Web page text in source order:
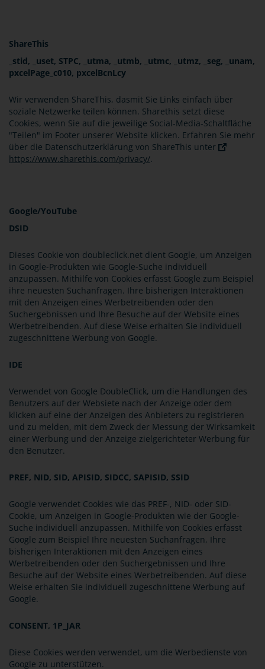
ShareThis
_stid, _uset, STPC, _utma, _utmb, _utmc, _utmz, _seg, _unam,
pxcelPage_c010, pxcelBcnLcy
Wir verwenden ShareThis, dasmit Sie Links einfach über
soziale Netzwerke teilen können. Sharethis setzt diese
Cookies, wenn Sie auf die jeweilige Social-Media-Schaltfläche
"Teilen" im Footer unserer Website klicken. Erfahren Sie mehr
über die Datenschutzerklärung von ShareThis unter
https://www.sharethis.com/privacy/.
Google/YouTube
DSID
Dieses Cookie von doubleclick.net dient Google, um Anzeigen
in Google-Produkten wie Google-Suche individuell
anzupassen. Mithilfe von Cookies erfasst Google zum Beispiel
ihre neuesten Suchanfragen. Ihre bisherigen Interaktionen
mit den Anzeigen eines Werbetreibenden oder den
Suchergebnissen und Ihre Besuche auf der Website eines
Werbetreibenden. Auf diese Weise erhalten Sie individuell
zugeschnittene Werbung von Google.
IDE
Verwendet von Google DoubleClick, um die Handlungen des
Benutzers auf der Websiete nach der Anzeige oder dem
klicken auf eine der Anzeigen des Anbieters zu registrieren
und zu melden, mit dem Zweck der Messung der Wirksamkeit
einer Werbung und der Anzeige zielgerichteter Werbung für
den Benutzer.
PREF, NID, SID, APISID, SIDCC, SAPISID, SSID
Google verwendet Cookies wie das PREF-, NID- oder SID-
Cookie, um Anzeigen in Google-Produkten wie der Google-
Suche individuell anzupassen. Mithilfe von Cookies erfasst
Google zum Beispiel Ihre neuesten Suchanfragen, Ihre
bisherigen Interaktionen mit den Anzeigen eines
Werbetreibenden oder den Suchergebnissen und Ihre
Besuche auf der Website eines Werbetreibenden. Auf diese
Weise erhalten Sie individuell zugeschnittene Werbung auf
Google.
CONSENT, 1P_JAR
Diese Cookies werden verwendet, um die Werbedienste von
Google zu unterstützen.